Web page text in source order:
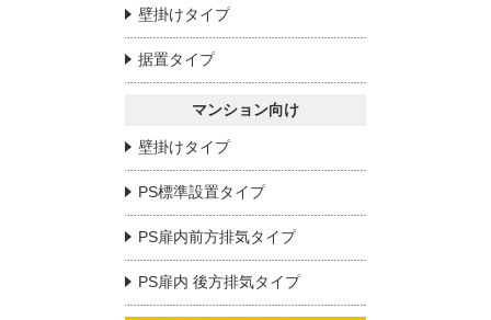
壁掛けタイプ
据置タイプ
マンション向け
壁掛けタイプ
PS標準設置タイプ
PS扉内前方排気タイプ
PS扉内 後方排気タイプ